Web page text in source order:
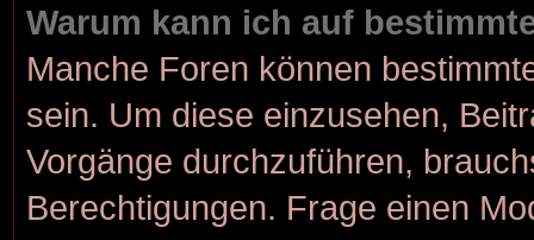
Warum kann ich auf
Manche Foren können
sein. Um diese einzusehen,
Vorgänge durchzuführen,
Berechtigungen. Frage einen